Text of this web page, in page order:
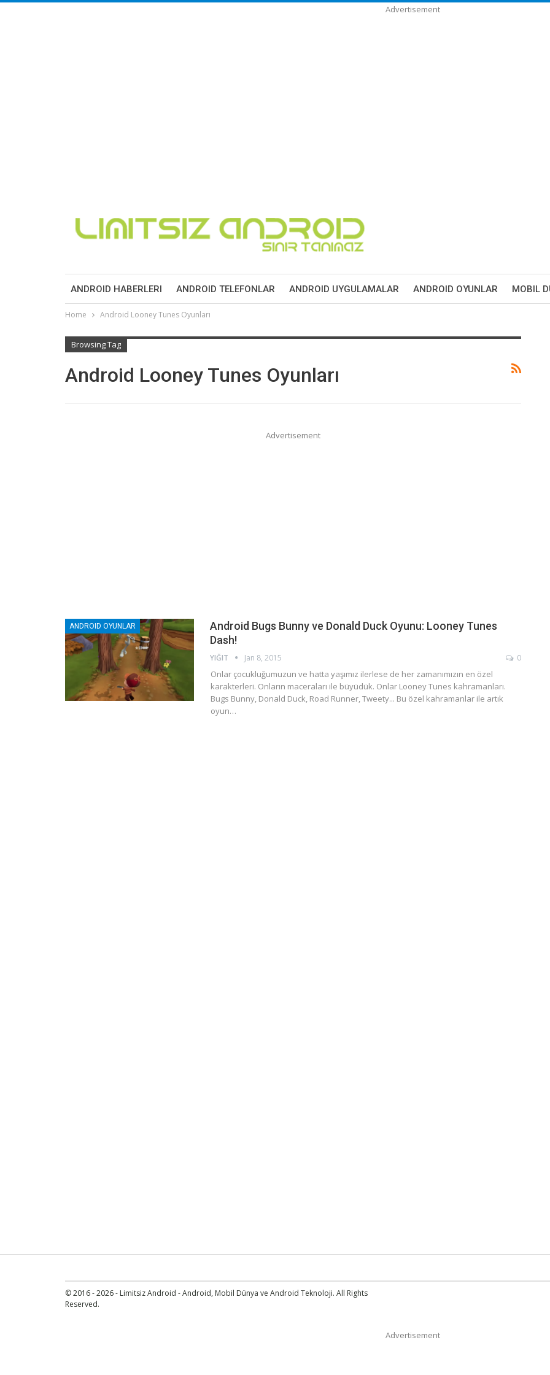
Advertisement
ANDROID HABERLERI ANDROID TELEFONLAR ANDROID UYGULAMALAR ANDROID OYUNLAR MOBIL
Home Android Looney Tunes Oyunları
Browsing Tag
Android Looney Tunes Oyunları
Advertisement
ANDROID OYUNLAR
Android Bugs Bunny ve Donald Duck Oyunu: Looney Tunes
Dash!
YIĞIT Jan 8, 2015 0
Onlar çocukluğumuzun ve hatta yaşımız ilerlese de her zamanımızın en özel
karakterleri. Onların maceraları ile büyüdük. Onlar Looney Tunes kahramanları.
Bugs Bunny, Donald Duck, Road Runner, Tweety... Bu özel kahramanlar ile artık
oyun…
© 2016 - 2026 - Limitsiz Android - Android, Mobil Dünya ve Android Teknoloji. All Rights
Reserved.
Advertisement